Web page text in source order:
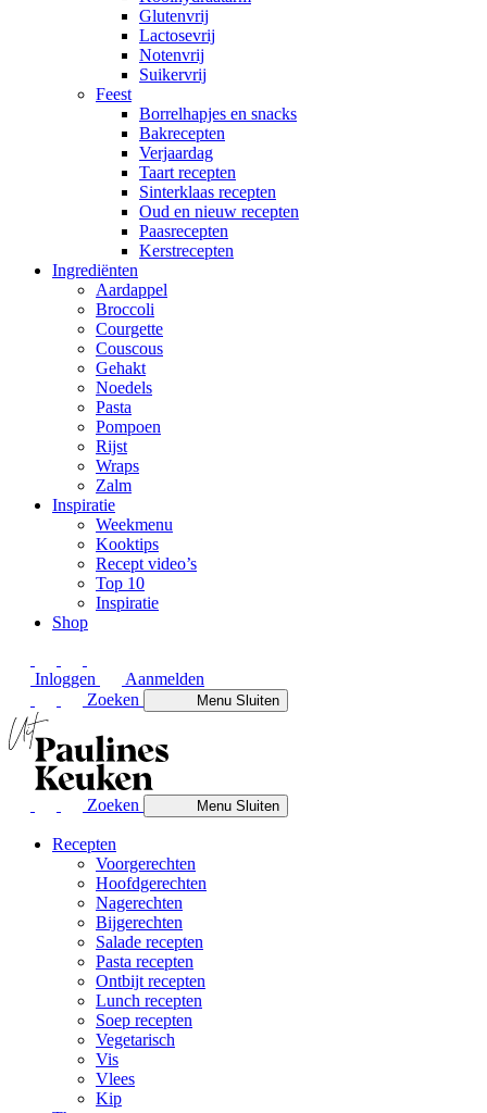
Glutenvrij
Lactosevrij
Notenvrij
Suikervrij
Feest
Borrelhapjes en snacks
Bakrecepten
Verjaardag
Taart recepten
Sinterklaas recepten
Oud en nieuw recepten
Paasrecepten
Kerstrecepten
Ingrediënten
Aardappel
Broccoli
Courgette
Couscous
Gehakt
Noedels
Pasta
Pompoen
Rijst
Wraps
Zalm
Inspiratie
Weekmenu
Kooktips
Recept video’s
Top 10
Inspiratie
Shop
Inloggen
Aanmelden
Zoeken
MenuSluiten
Zoeken MenuSluiten
Recepten
Voorgerechten
Hoofdgerechten
Nagerechten
Bijgerechten
Salade recepten
Pasta recepten
Ontbijt recepten
Lunch recepten
Soep recepten
Vegetarisch
Vis
Vlees
Kip